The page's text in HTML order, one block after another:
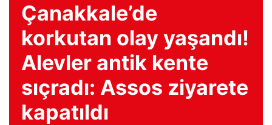
Çanakkale’de
korkutan olay yaşandı!
Alevler antik kente
sıçradı: Assos ziyarete
kapatıldı